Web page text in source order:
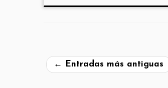
← Entradas más antiguas